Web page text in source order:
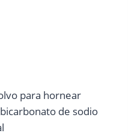
para hornear
de sodio